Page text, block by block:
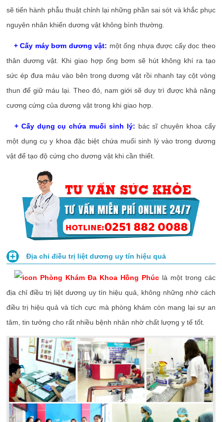
sẽ tiến hành phẫu thuật chỉnh lại những phần sai sót và khắc phục
nguyên nhân khiến dương vật không bình thường.
+ Cấy máy bơm dương vật: một ống nhựa được cấy dọc theo
thân dương vật. Khi giao hợp ống bơm sẽ hút không khí ra tạo
sức ép đưa máu vào bên trong dương vật rồi nhanh tay cột vòng
thun để giữ máu lại. Theo đó, nam giới sẽ duy trì được khả năng
cương cứng của dương vật trong khi giao hợp.
+ Cấy dụng cụ chứa muối sinh lý: bác sĩ chuyên khoa cấy
một dụng cụ y khoa đặc biệt chứa muối sinh lý vào trong dương
vật để tạo độ cứng cho dương vật khi cần thiết.
Địa chỉ điều trị liệt dương uy tín hiệu quả
Phòng Khám Đa Khoa Hồng Phúclà một trong các
địa chỉ điều trị liệt dương uy tín hiệu quả, không những nhờ cách
điều trị hiệu quả và tích cực mà phòng khám còn mang lại sự an
tâm, tin tưởng cho rất nhiều bệnh nhân nhờ chất lượng y tế tốt.